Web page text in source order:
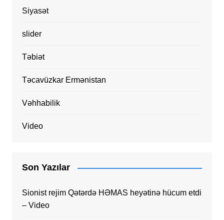
Siyasət
slider
Təbiət
Təcavüzkar Ermənistan
Vəhhabilik
Video
Son Yazılar
Sionist rejim Qətərdə HƏMAS heyətinə hücum etdi
– Video